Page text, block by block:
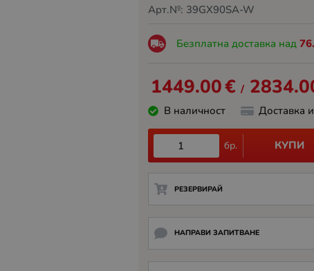
Арт.№: 39GX90SA-W
Безплатна доставка над
1449.00€ /
В наличност Доставка
бр. КУПИ
РЕЗЕРВИРАЙ
НАПРАВИ ЗАПИТВАНЕ